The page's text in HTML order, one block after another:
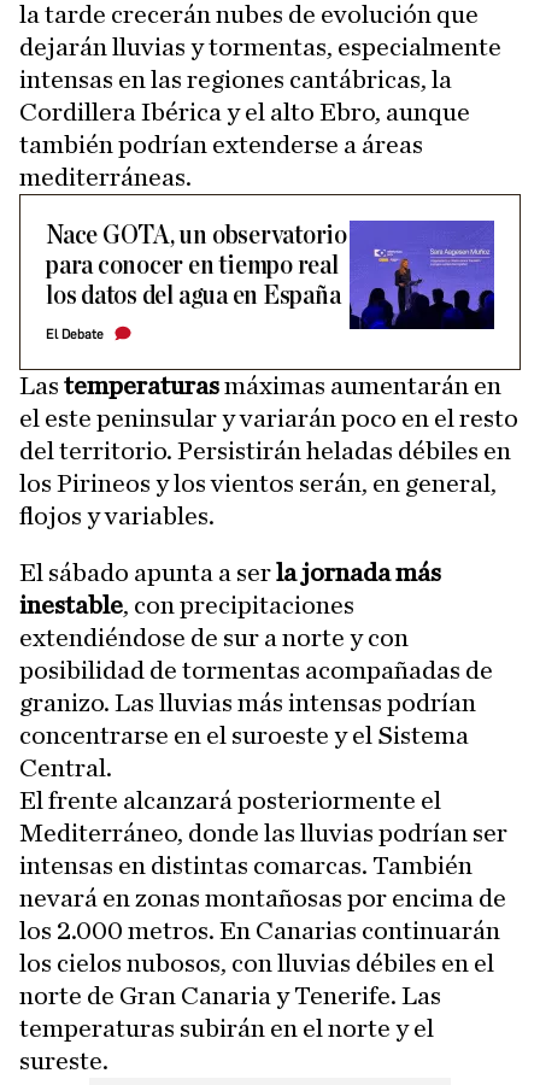
la tarde crecerán nubes de evolución que
dejarán lluvias y tormentas, especialmente
intensas en las regiones cantábricas, la
Cordillera Ibérica y el alto Ebro, aunque
también podrían extenderse a áreas
mediterráneas.
Nace GOTA, un observatorio
para conocer en tiempo real
los datos del agua en España
El Debate
Las temperaturasmáximas aumentarán en
el este peninsular y variarán poco en el resto
del territorio. Persistirán heladas débiles en
los Pirineos y los vientos serán, en general,
flojos y variables.
El sábado apunta a serla jornada más
inestable, con precipitaciones
extendiéndose de sur a norte y con
posibilidad de tormentas acompañadas de
granizo. Las lluvias más intensas podrían
concentrarse en el suroeste y el Sistema
Central.
El frente alcanzará posteriormente el
Mediterráneo, donde las lluvias podrían ser
intensas en distintas comarcas. También
nevará en zonas montañosas por encima de
los 2.000 metros. En Canarias continuarán
los cielos nubosos, con lluvias débiles en el
norte de Gran Canaria y Tenerife. Las
temperaturas subirán en el norte y el
sureste.